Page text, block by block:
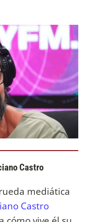
Castro
mediática
Castro